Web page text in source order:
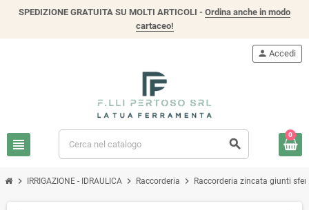
SPEDIZIONE GRATUITA SU MOLTI ARTICOLI - Ordina anche in modo
cartaceo!
view_headline search
person Accedi
0
chevron_right IRRIGAZIONE - IDRAULICA chevron_right Raccorderia chevron_right Raccorderia zincata giunti